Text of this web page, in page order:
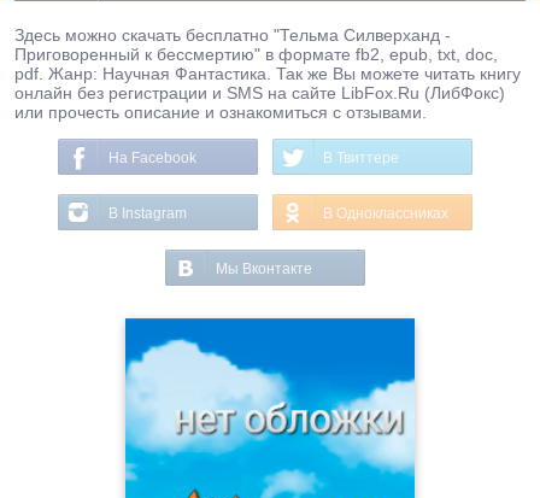
Здесь можно скачать бесплатно "Тельма Силверханд -
Приговоренный к бессмертию" в формате fb2, epub, txt, doc,
pdf. Жанр: Научная Фантастика. Так же Вы можете читать книгу
онлайн без регистрации и SMS на сайте LibFox.Ru (ЛибФокс)
или прочесть описание и ознакомиться с отзывами.
На Facebook В Твиттере
В Instagram В Одноклассниках
Мы Вконтакте